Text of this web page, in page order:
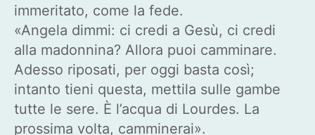
immeritato, come la fede.
«Angela dimmi: ci credi a Gesù, ci credi
alla madonnina? Allora puoi camminare.
Adesso riposati, per oggi basta così;
intanto tieni questa, mettila sulle gambe
tutte le sere. È l’acqua di Lourdes. La
prossima volta, camminerai».